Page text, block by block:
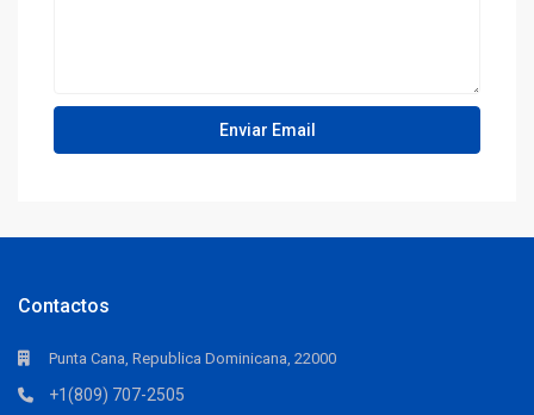
Contactos
Punta Cana, Republica Dominicana, 22000
+1(809) 707-2505